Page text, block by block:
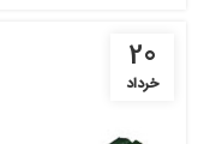
20
خرداد